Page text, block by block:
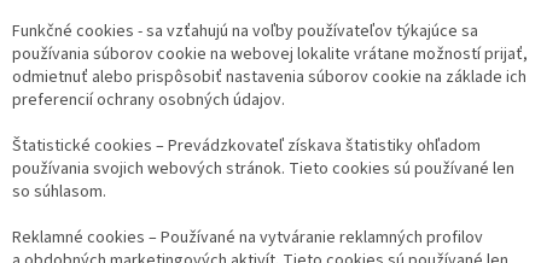
Funkčné cookies - sa vzťahujú na voľby používateľov týkajúce sa
používania súborov cookie na webovej lokalite vrátane možností prijať,
odmietnuť alebo prispôsobiť nastavenia súborov cookie na základe ich
preferencií ochrany osobných údajov.
Štatistické cookies – Prevádzkovateľ získava štatistiky ohľadom
používania svojich webových stránok. Tieto cookies sú používané len
so súhlasom.
Reklamné cookies – Používané na vytváranie reklamných profilov